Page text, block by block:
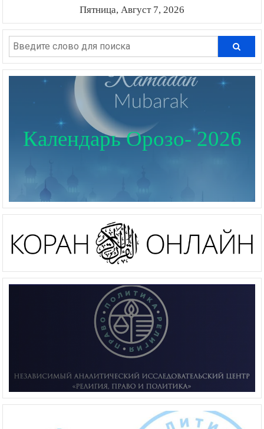
Пятница, Август 7, 2026
Календарь Орозо- 2026